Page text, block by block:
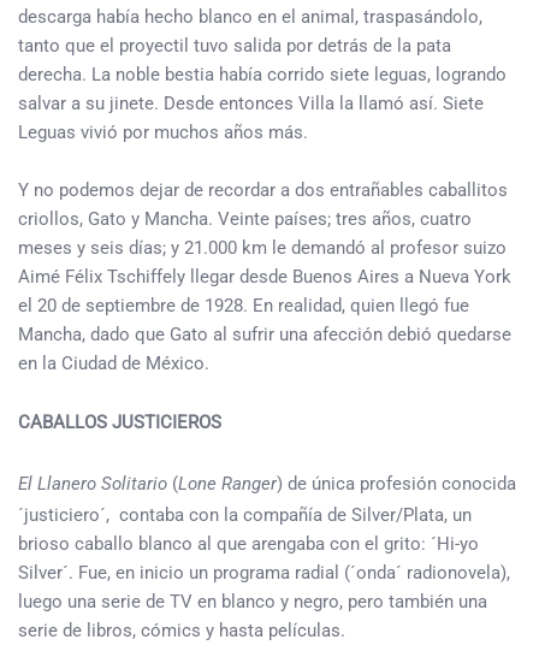
descarga había hecho blanco en el animal, traspasándolo,
tanto que el proyectil tuvo salida por detrás de la pata
derecha. La noble bestia había corrido siete leguas, logrando
salvar a su jinete. Desde entonces Villa la llamó así. Siete
Leguas vivió por muchos años más.
Y no podemos dejar de recordar a dos entrañables caballitos
criollos, Gato y Mancha. Veinte países; tres años, cuatro
meses y seis días; y 21.000 km le demandó al profesor suizo
Aimé Félix Tschiffely llegar desde Buenos Aires a Nueva York
el 20 de septiembre de 1928. En realidad, quien llegó fue
Mancha, dado que Gato al sufrir una afección debió quedarse
en la Ciudad de México.
CABALLOS JUSTICIEROS
El Llanero Solitario (Lone Ranger) de única profesión conocida
´justiciero´, contaba con la compañía de Silver/Plata, un
brioso caballo blanco al que arengaba con el grito: ´Hi-yo
Silver´. Fue, en inicio un programa radial (´onda´ radionovela),
luego una serie de TV en blanco y negro, pero también una
serie de libros, cómics y hasta películas.